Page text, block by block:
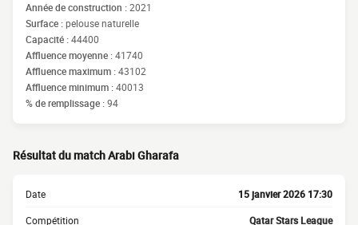
Année de construction :2021
Surface :pelouse naturelle
Capacité :44400
Affluence moyenne :41740
Affluence maximum :43102
Affluence minimum :40013
% de remplissage :94
Résultat du match Arabi Gharafa
Date 15 janvier 2026 17:30
Compétition Qatar Stars League